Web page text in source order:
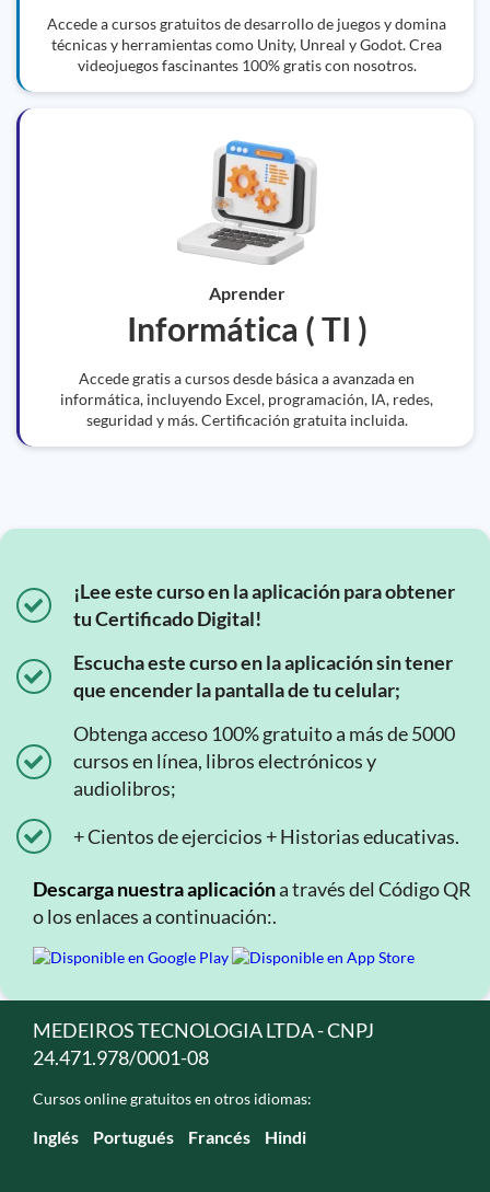
Accede a cursos gratuitos de desarrollo de juegos y domina
técnicas y herramientas como Unity, Unreal y Godot. Crea
videojuegos fascinantes 100% gratis con nosotros.
Aprender
Informática ( TI )
Accede gratis a cursos desde básica a avanzada en
informática, incluyendo Excel, programación, IA, redes,
seguridad y más. Certificación gratuita incluida.
¡Lee este curso en la aplicación para obtener
tu Certificado Digital!
Escucha este curso en la aplicación sin tener
que encender la pantalla de tu celular;
Obtenga acceso 100% gratuito a más de 5000
cursos en línea, libros electrónicos y
audiolibros;
+ Cientos de ejercicios + Historias educativas.
Descarga nuestra aplicacióna través del Código QR
o los enlaces a continuación:.
MEDEIROS TECNOLOGIA LTDA - CNPJ
24.471.978/0001-08
Cursos online gratuitos en otros idiomas:
Inglés Portugués Francés Hindi